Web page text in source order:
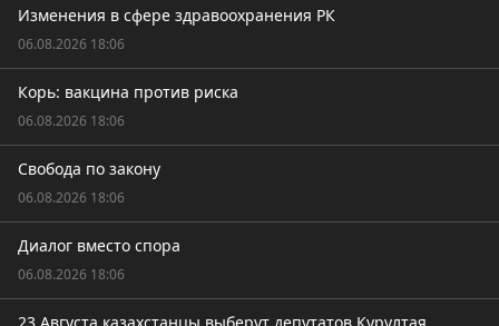
Изменения в сфере здравоохранения РК
06.08.2026 18:06
Корь: вакцина против риска
06.08.2026 18:06
Свобода по закону
06.08.2026 18:06
Диалог вместо спора
06.08.2026 18:06